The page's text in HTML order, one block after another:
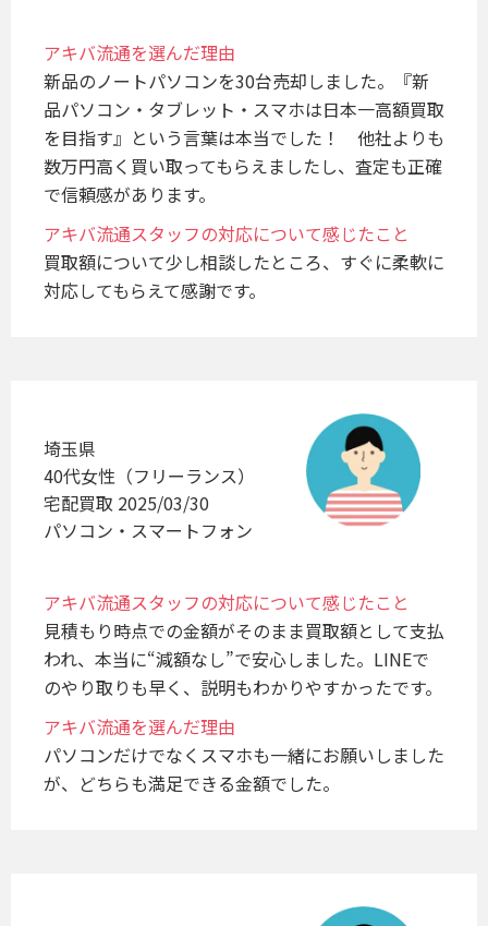
アキバ流通を選んだ理由
新品のノートパソコンを30台売却しました。『新
品パソコン・タブレット・スマホは日本一高額買取
を目指す』という言葉は本当でした！　他社よりも
数万円高く買い取ってもらえましたし、査定も正確
アキバ流通スタッフの対応について感じたこと
買取額について少し相談したところ、すぐに柔軟に
対応してもらえて感謝です。
埼玉県
40代女性（フリーランス）
宅配買取 2025/03/30
パソコン・スマートフォン
アキバ流通スタッフの対応について感じたこと
見積もり時点での金額がそのまま買取額として支払
われ、本当に“減額なし”で安心しました。LINEで
のやり取りも早く、説明もわかりやすかったです。
アキバ流通を選んだ理由
パソコンだけでなくスマホも一緒にお願いしました
が、どちらも満足できる金額でした。